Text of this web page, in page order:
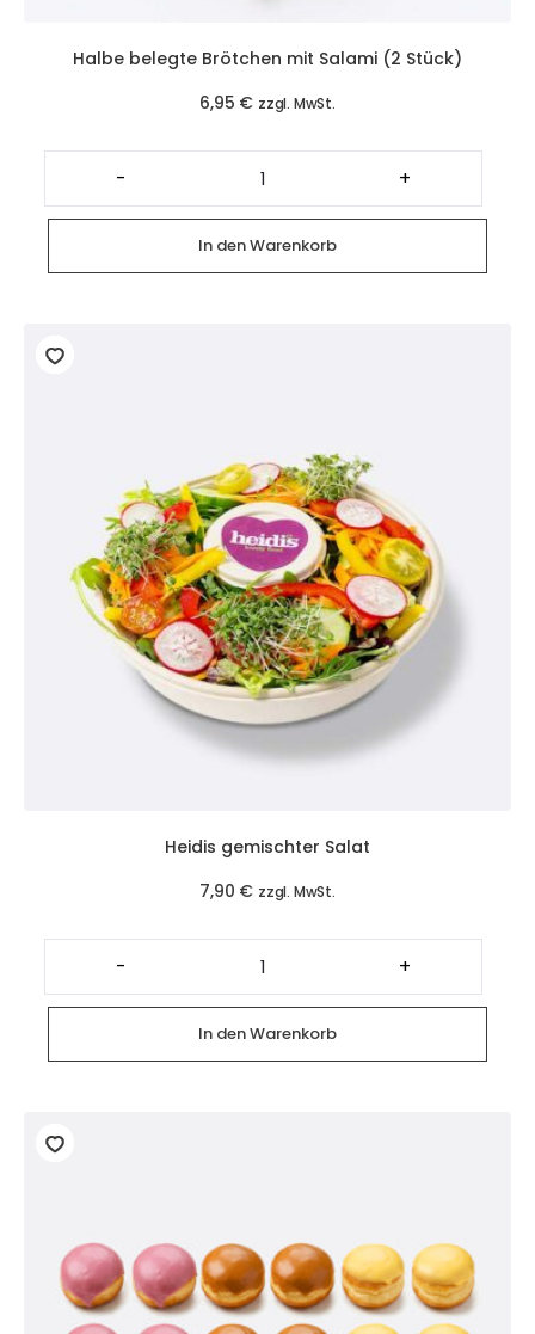
Halbe belegte Brötchen mit Salami (2 Stück)
6,95 € zzgl. MwSt.
-
Halbe
belegte
Brötchen
mit
Salami
(2
Menge
+
In den Warenkorb
Heidis gemischter Salat
7,90 € zzgl. MwSt.
-
Heidis
gemischter
Salat
Menge
+
In den Warenkorb